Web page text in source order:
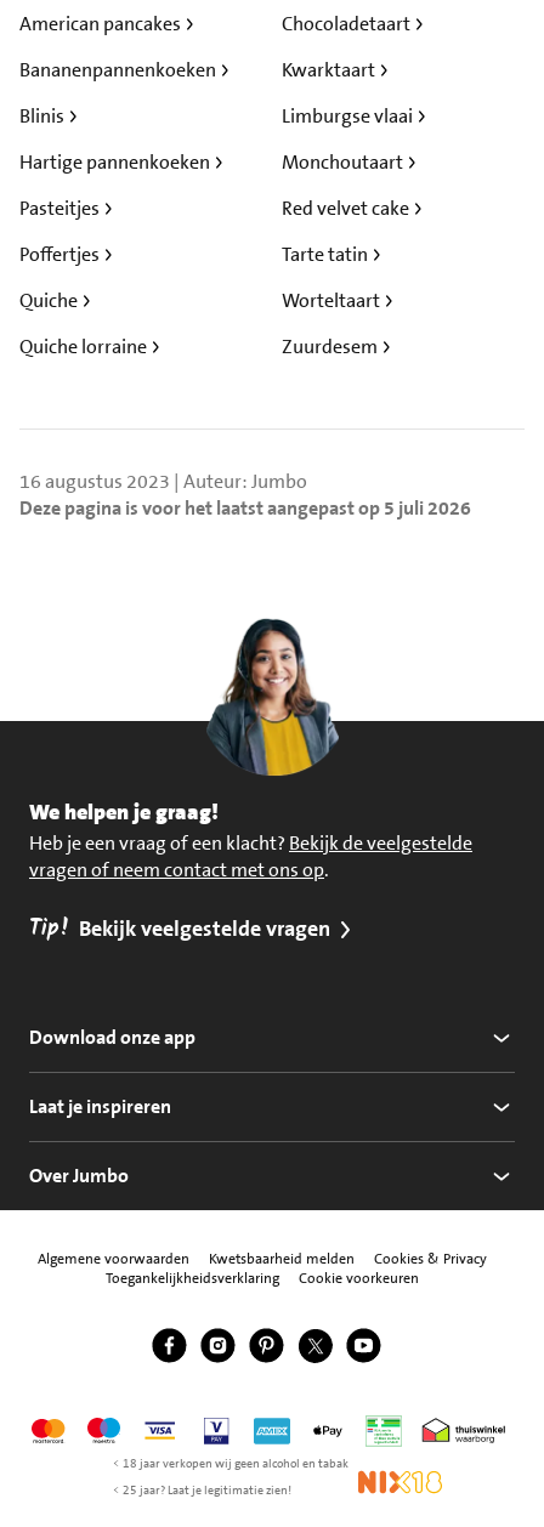
American pancakes
Bananenpannenkoeken
Blinis
Hartige pannenkoeken
Pasteitjes
Poffertjes
Quiche
Quiche lorraine
Chocoladetaart
Kwarktaart
Limburgse vlaai
Monchoutaart
Red velvet cake
Tarte tatin
Worteltaart
Zuurdesem
16 augustus 2023 | Auteur: Jumbo
Deze pagina is voor het laatst aangepast op 5 juli 2026
We helpen je graag!
Heb je een vraag of een klacht? Bekijk de veelgestelde
vragen of neem contact met ons op.
Tip! Bekijk veelgestelde vragen
Download onze app
Laat je inspireren
Over Jumbo
Algemene voorwaarden Kwetsbaarheid melden
Cookies & Privacy
Toegankelijkheidsverklaring
Cookie voorkeuren
Volg ons
Jumbo Facebook
Jumbo Instagram
Jumbo Pinterest
Jumbo Twitter
Jumbo YouTube
MastercardMaestroVisa Vpay American Express
Apple Pay Thuiswinkel
< 18 jaar verkopen wij geen alcohol en tabak
< 25 jaar? Laat je legitimatie zien!
NIX18